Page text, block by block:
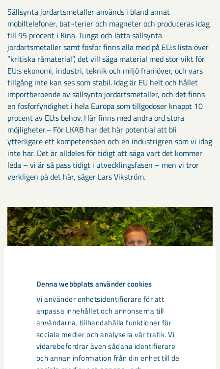
Denna webbplats använder cookies
Vi använder enhetsidentifierare för att
anpassa innehållet och annonserna till
användarna, tillhandahålla funktioner för
sociala medier och analysera vår trafik. Vi
vidarebefordrar även sådana identifierare
och annan information från din enhet till de
Sällsynta jordartsmetaller används i bland annat
mobiltelefoner, bat¬terier och magneter och produceras idag
till 95 procent i Kina. Tunga och lätta sällsynta
jordartsmetaller samt fosfor finns alla med på EU:s lista över
”kritiska råmaterial”, det vill säga material med stor vikt för
EU:s ekonomi, industri, teknik och miljö framöver, och vars
tillgång inte kan ses som stabil. Idag är EU helt och hållet
importberoende av sällsynta jordartsmetaller, och det finns
en fosforfyndighet i hela Europa som tillgodoser knappt 10
procent av EU:s behov. Här finns med andra ord stora
möjligheter.– För LKAB har det här potential att bli
ytterligare ett kompetensben och en industrigren som vi idag
inte har. Det är alldeles för tidigt att säga vart det kommer
leda – vi är så pass tidigt i utvecklingsfasen – men vi tror
verkligen på det här, säger Lars Vikström.